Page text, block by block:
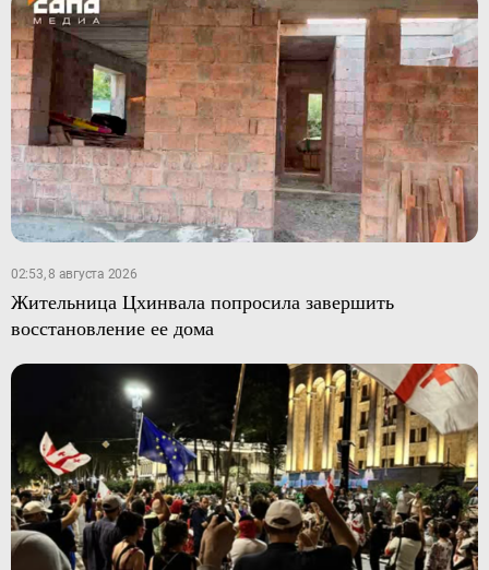
02:53, 8 августа 2026
Жительница Цхинвала попросила завершить
восстановление ее дома